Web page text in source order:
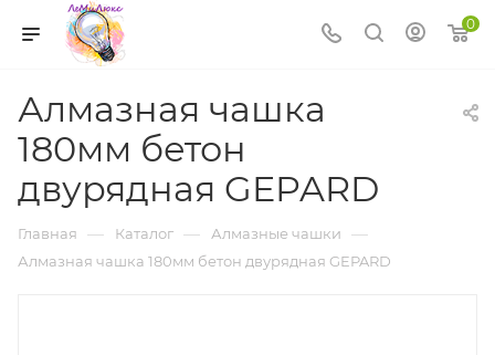
0
Алмазная чашка
180мм бетон
двурядная GEPARD
Главная — Каталог — Алмазные чашки —
Алмазная чашка 180мм бетон двурядная GEPARD